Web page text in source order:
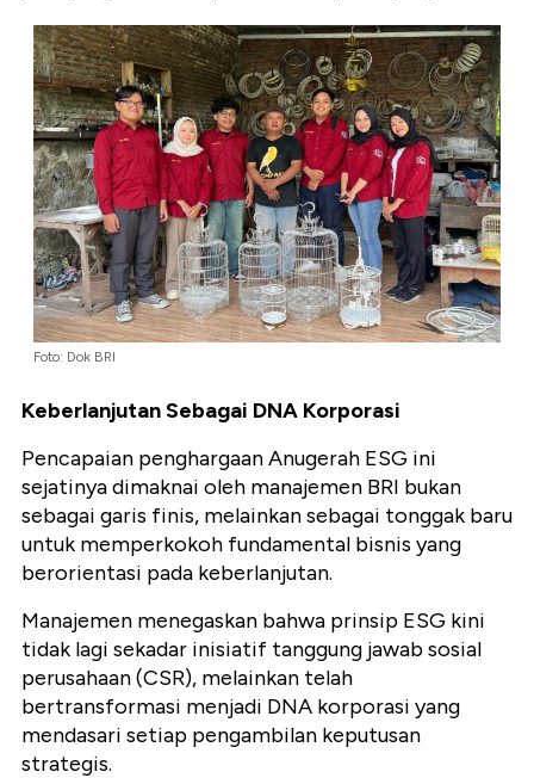
Foto: Dok BRI
Keberlanjutan Sebagai DNA Korporasi
Pencapaian penghargaan Anugerah ESG ini
sejatinya dimaknai oleh manajemen BRI bukan
sebagai garis finis, melainkan sebagai tonggak baru
untuk memperkokoh fundamental bisnis yang
berorientasi pada keberlanjutan.
Manajemen menegaskan bahwa prinsip ESG kini
tidak lagi sekadar inisiatif tanggung jawab sosial
perusahaan (CSR), melainkan telah
bertransformasi menjadi DNA korporasi yang
mendasari setiap pengambilan keputusan
strategis.